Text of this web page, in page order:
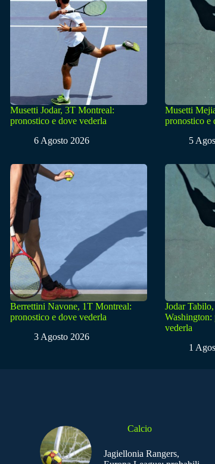
Musetti Jodar, 3T Montreal:
pronostico e dove vederla
6 Agosto 2026
Musetti
pronostico e
5
Berrettini Navone, 1T Montreal:
pronostico e dove vederla
3 Agosto 2026
Jodar
Washington:
vederla
1
Calcio
Jagiellonia Rangers,